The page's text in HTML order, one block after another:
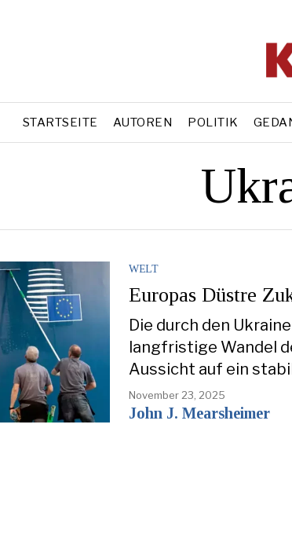
STARTSEITE AUTOREN POLITIK
WELT
Europas Düstre
Die durch den
langfristige Wandel
Aussicht auf ein
November 23, 2025
John J. Mearsheimer